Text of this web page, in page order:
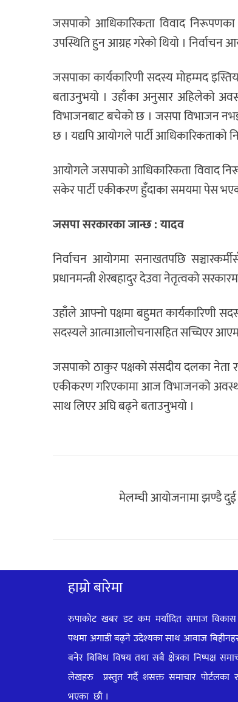
जसपाको आधिकारिकता विवाद
उपस्थिति हुन आग्रह गरेको थियो ।
जसपाका कार्यकारिणी सदस्य मोहम्मद
बताउनुभयो । उहाँका अनुसार अहिलेको
विभाजनबाट बचेको छ । जसपा विभाजन
छ । यद्यपि आयोगले पार्टी आधिकारिकताको
आयोगले जसपाको आधिकारिकता विवाद
सकेर पार्टी एकीकरण हुँदाका समयमा पेस
जसपा सरकारका जान्छ : यादव
निर्वाचन आयोगमा सनाखतपछि
प्रधानमन्त्री शेरबहादुर देउवा नेतृत्वको
उहाँले आफ्नो पक्षमा बहुमत कार्यकारिणी
सदस्यले आत्माआलोचनासहित सच्चिएर आएमा
जसपाको ठाकुर पक्षको संसदीय दलका नेता
एकीकरण गरिएकामा आज विभाजनको
साथ लिएर अघि बढ्ने बताउनुभयो ।
मेलम्ची आयोजनामा झण्डै दुई
हाम्रो बारेमा
रुपाकोट खबर डट कम मर्यादित समाज विकास
पथमा अगाडी बढ्ने उदेश्यका साथ आवाज
बनेर बिबिध विषय तथा सबै क्षेत्रका निष्पक्ष
लेखहरु प्रस्तुत गर्दै शसक्त समाचार पोर्टलका
भएका छौ ।